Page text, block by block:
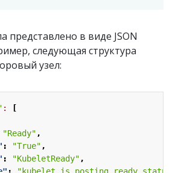
представлено в виде JSON
следующая структура
узел:
:
[
"Ready" ,
: "True" ,
: "KubeletReady" ,